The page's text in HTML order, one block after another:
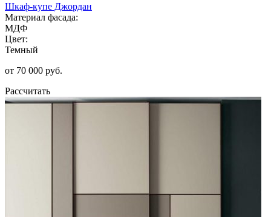
Шкаф-купе Джордан
Материал фасада:
МДФ
Цвет:
Темный
от 70 000 руб.
Рассчитать